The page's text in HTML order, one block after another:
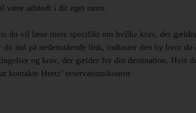
være udstedt i dit eget navn.
du vil læse mere specifikt om hvilke krav, der
du ind på nedenstående link, indtaster den by hvor
og krav, der gælder for din destination. Hvis
kontakte Hertz’ reservationskontor.